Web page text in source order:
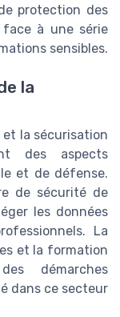
protection des
à une série
sensibles.
la
et la sécurisation
des aspects
et de défense.
de sécurité de
les données
La
et la formation
démarches
dans ce secteur